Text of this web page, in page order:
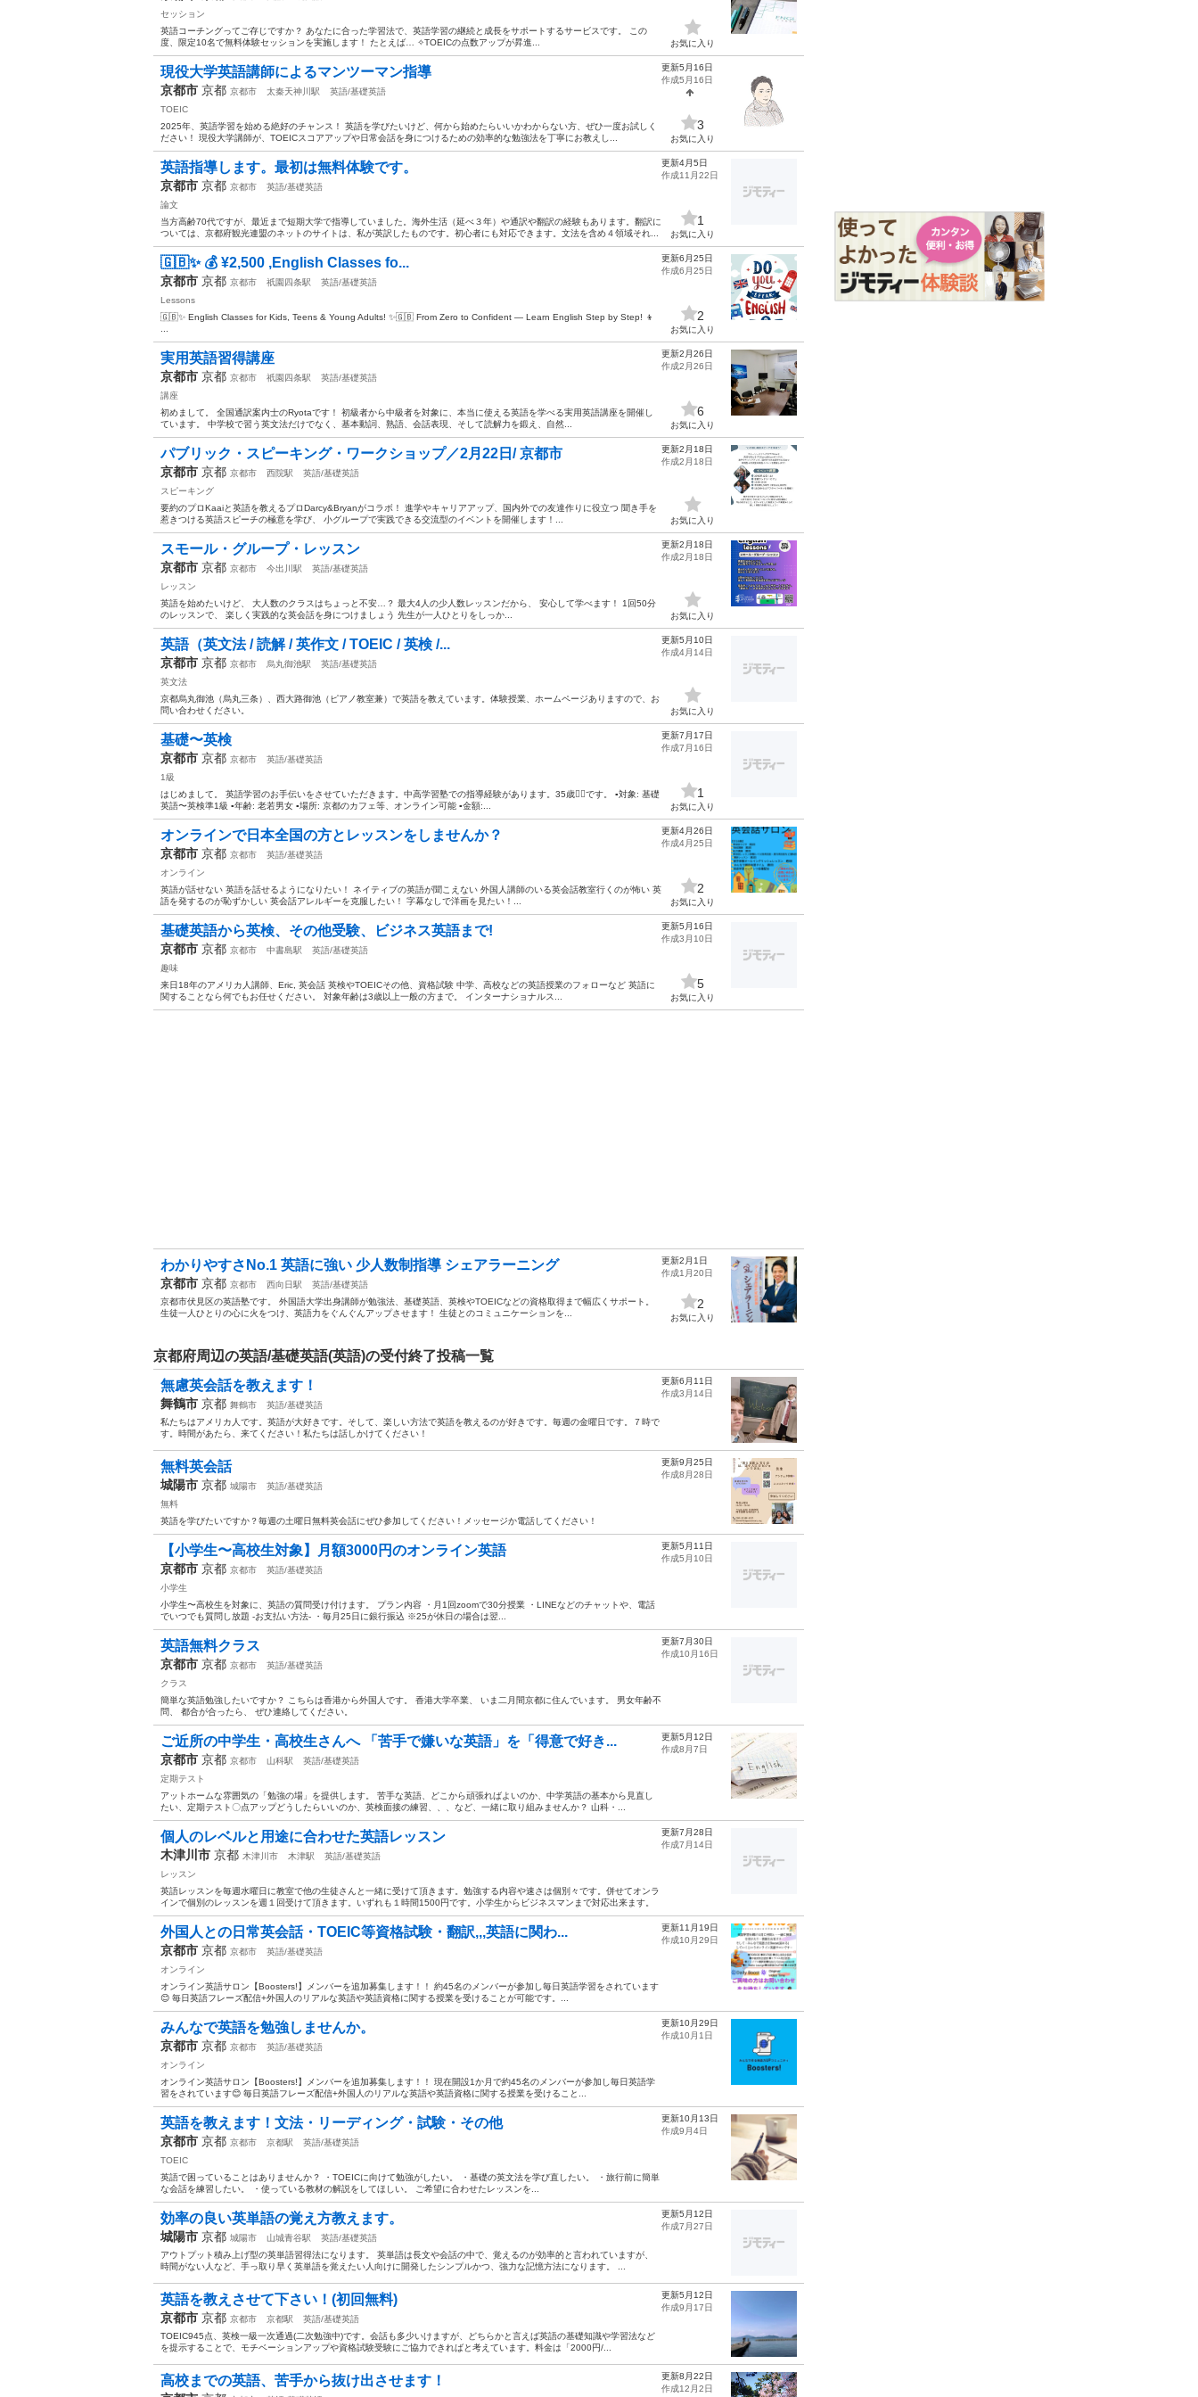
セッション
英語コーチングってご存じですか？ あなたに合った学習法で、英語学習の継続と成長をサポートするサービスです。 この
度、限定10名で無料体験セッションを実施します！ たとえば… ✧TOEICの点数アップが昇進...
お気に入り
現役大学英語講師によるマンツーマン指導
京都市 京都 京都市 太秦天神川駅
英語/基礎英語
TOEIC
2025年、英語学習を始める絶好のチャンス！ 英語を学びたいけど、何から始めたらいいかわからない方、ぜひ一度お試しく
ださい！ 現役大学講師が、TOEICスコアアップや日常会話を身につけるための効率的な勉強法を丁寧にお教えし...
更新5月16日
作成5月16日
3
お気に入り
英語指導します。最初は無料体験です。
京都市 京都 京都市
英語/基礎英語
論文
当方高齢70代ですが、最近まで短期大学で指導していました。海外生活（延べ３年）や通訳や翻訳の経験もあります。翻訳に
ついては、京都府観光連盟のネットのサイトは、私が英訳したものです。初心者にも対応できます。文法を含め４領域それ...
更新4月5日
作成11月22日
1
お気に入り
🇬🇧✨ 💰 ¥2,500 ,English Classes fo...
京都市 京都 京都市 祇園四条駅
英語/基礎英語
Lessons
🇬🇧✨ English Classes for Kids, Teens & Young Adults! ✨🇬🇧 From Zero to Confident — Learn English Step by Step! 👦
更新6月25日
作成6月25日
2
お気に入り
実用英語習得講座
京都市 京都 京都市 祇園四条駅
英語/基礎英語
講座
初めまして。 全国通訳案内士のRyotaです！ 初級者から中級者を対象に、本当に使える英語を学べる実用英語講座を開催し
ています。 中学校で習う英文法だけでなく、基本動詞、熟語、会話表現、そして読解力を鍛え、自然...
更新2月26日
作成2月26日
6
お気に入り
パブリック・スピーキング・ワークショップ／2月22日/ 京都市
京都市 京都 京都市 西院駅
英語/基礎英語
スピーキング
要約のプロKaaiと英語を教えるプロDarcy&Bryanがコラボ！ 進学やキャリアアップ、国内外での友達作りに役立つ 聞き手を
惹きつける英語スピーチの極意を学び、 小グループで実践できる交流型のイベントを開催します！...
更新2月18日
作成2月18日
お気に入り
スモール・グループ・レッスン
京都市 京都 京都市 今出川駅
英語/基礎英語
レッスン
英語を始めたいけど、 大人数のクラスはちょっと不安…？ 最大4人の少人数レッスンだから、 安心して学べます！ 1回50分
のレッスンで、 楽しく実践的な英会話を身につけましょう 先生が一人ひとりをしっか...
更新2月18日
作成2月18日
お気に入り
英語（英文法 / 読解 / 英作文 / TOEIC / 英検 /...
京都市 京都 京都市 烏丸御池駅
英語/基礎英語
英文法
京都烏丸御池（烏丸三条）、西大路御池（ピアノ教室兼）で英語を教えています。体験授業、ホームページありますので、お
問い合わせください。
更新5月10日
作成4月14日
お気に入り
基礎〜英検
京都市 京都 京都市
英語/基礎英語
1級
はじめまして。 英語学習のお手伝いをさせていただきます。中高学習塾での指導経験があります。35歳🙎‍♂️です。 ▪️対象: 基礎
英語〜英検準1級 ▪️年齢: 老若男女 ▪️場所: 京都のカフェ等、オンライン可能 ▪️金額:...
更新7月17日
作成7月16日
1
お気に入り
オンラインで日本全国の方とレッスンをしませんか？
京都市 京都 京都市
英語/基礎英語
オンライン
英語が話せない 英語を話せるようになりたい！ ネイティブの英語が聞こえない 外国人講師のいる英会話教室行くのが怖い 英
語を発するのが恥ずかしい 英会話アレルギーを克服したい！ 字幕なしで洋画を見たい！...
更新4月26日
作成4月25日
2
お気に入り
基礎英語から英検、その他受験、ビジネス英語まで!
京都市 京都 京都市 中書島駅
英語/基礎英語
趣味
来日18年のアメリカ人講師、Eric, 英会話 英検やTOEICその他、資格試験 中学、高校などの英語授業のフォローなど 英語に
関することなら何でもお任せください。 対象年齢は3歳以上一般の方まで。 インターナショナルス...
更新5月16日
作成3月10日
5
お気に入り
わかりやすさNo.1 英語に強い 少人数制指導 シェアラーニング
京都市 京都 京都市 西向日駅
英語/基礎英語
京都市伏見区の英語塾です。 外国語大学出身講師が勉強法、基礎英語、英検やTOEICなどの資格取得まで幅広くサポート。
生徒一人ひとりの心に火をつけ、英語力をぐんぐんアップさせます！ 生徒とのコミュニケーションを...
更新2月1日
作成1月20日
2
お気に入り
京都府周辺の英語/基礎英語(英語)の受付終了投稿一覧
無慮英会話を教えます！
舞鶴市 京都 舞鶴市
英語/基礎英語
私たちはアメリカ人です。英語が大好きです。そして、楽しい方法で英語を教えるのが好きです。毎週の金曜日です。７時で
す。時間があたら、来てください！私たちは話しかけてください！
更新6月11日
作成3月14日
無料英会話
城陽市 京都 城陽市
英語/基礎英語
無料
英語を学びたいですか？毎週の土曜日無料英会話にぜひ参加してください！メッセージか電話してください！
更新9月25日
作成8月28日
【小学生〜高校生対象】月額3000円のオンライン英語
京都市 京都 京都市
英語/基礎英語
小学生
小学生〜高校生を対象に、英語の質問受け付けます。 プラン内容 ・月1回zoomで30分授業 ・LINEなどのチャットや、電話
でいつでも質問し放題 -お支払い方法- ・毎月25日に銀行振込 ※25が休日の場合は翌...
更新5月11日
作成5月10日
英語無料クラス
京都市 京都 京都市
英語/基礎英語
クラス
簡単な英語勉強したいですか？ こちらは香港から外国人です。 香港大学卒業、 いま二月間京都に住んでいます。 男女年齢不
問、 都合が合ったら、 ぜひ連絡してください。
更新7月30日
作成10月16日
ご近所の中学生・高校生さんへ 「苦手で嫌いな英語」を「得意で好き...
京都市 京都 京都市 山科駅
英語/基礎英語
定期テスト
アットホームな雰囲気の「勉強の場」を提供します。 苦手な英語、どこから頑張ればよいのか、中学英語の基本から見直し
たい、定期テスト〇点アップどうしたらいいのか、英検面接の練習、、、など、一緒に取り組みませんか？ 山科・...
更新5月12日
作成8月7日
個人のレベルと用途に合わせた英語レッスン
木津川市 京都 木津川市 木津駅
英語/基礎英語
レッスン
英語レッスンを毎週水曜日に教室で他の生徒さんと一緒に受けて頂きます。勉強する内容や速さは個別々です。併せてオンラ
インで個別のレッスンを週１回受けて頂きます。いずれも１時間1500円です。小学生からビジネスマンまで対応出来ます。
更新7月28日
作成7月14日
外国人との日常英会話・TOEIC等資格試験・翻訳,,,英語に関わ...
京都市 京都 京都市
英語/基礎英語
オンライン
オンライン英語サロン【Boosters!】メンバーを追加募集します！！ 約45名のメンバーが参加し毎日英語学習をされています
😊 毎日英語フレーズ配信+外国人のリアルな英語や英語資格に関する授業を受けることが可能です。...
更新11月19日
作成10月29日
みんなで英語を勉強しませんか。
京都市 京都 京都市
英語/基礎英語
オンライン
オンライン英語サロン【Boosters!】メンバーを追加募集します！！ 現在開設1か月で約45名のメンバーが参加し毎日英語学
習をされています😊 毎日英語フレーズ配信+外国人のリアルな英語や英語資格に関する授業を受けること...
更新10月29日
作成10月1日
英語を教えます！文法・リーディング・試験・その他
京都市 京都 京都市 京都駅
英語/基礎英語
TOEIC
英語で困っていることはありませんか？ ・TOEICに向けて勉強がしたい。 ・基礎の英文法を学び直したい。 ・旅行前に簡単
な会話を練習したい。 ・使っている教材の解説をしてほしい。 ご希望に合わせたレッスンを...
更新10月13日
作成9月4日
効率の良い英単語の覚え方教えます。
城陽市 京都 城陽市 山城青谷駅
英語/基礎英語
アウトプット積み上げ型の英単語習得法になります。 英単語は長文や会話の中で、覚えるのが効率的と言われていますが、
時間がない人など、手っ取り早く英単語を覚えたい人向けに開発したシンプルかつ、強力な記憶方法になります。 ...
更新5月12日
作成7月27日
英語を教えさせて下さい！(初回無料)
京都市 京都 京都市 京都駅
英語/基礎英語
TOEIC945点、英検一級一次通過(二次勉強中)です。会話も多少いけますが、どちらかと言えば英語の基礎知識や学習法など
を提示することで、モチベーションアップや資格試験受験にご協力できればと考えています。料金は「2000円/...
更新5月12日
作成9月17日
高校までの英語、苦手から抜け出させます！
更新8月22日
作成12月2日